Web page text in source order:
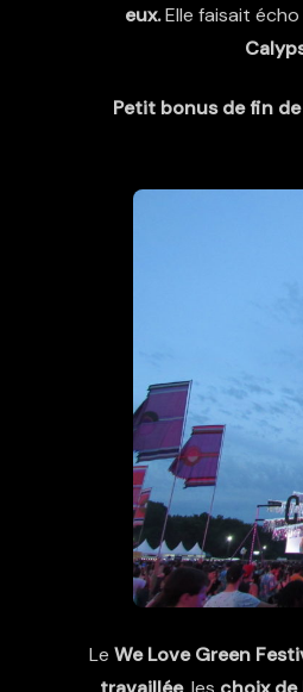
eux.Elle faisait
Petit bonus de fin
LeWe Love Green